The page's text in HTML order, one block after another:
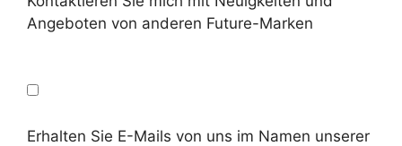
Angeboten von anderen Future-Marken
Erhalten Sie E-Mails von uns im Namen unserer